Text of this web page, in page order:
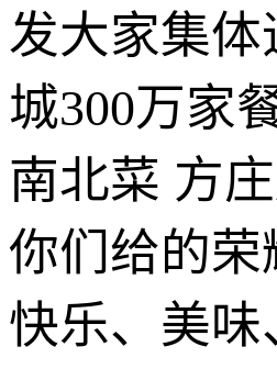
发大家集
城300万家
南北菜 方
你们给的
快乐、美